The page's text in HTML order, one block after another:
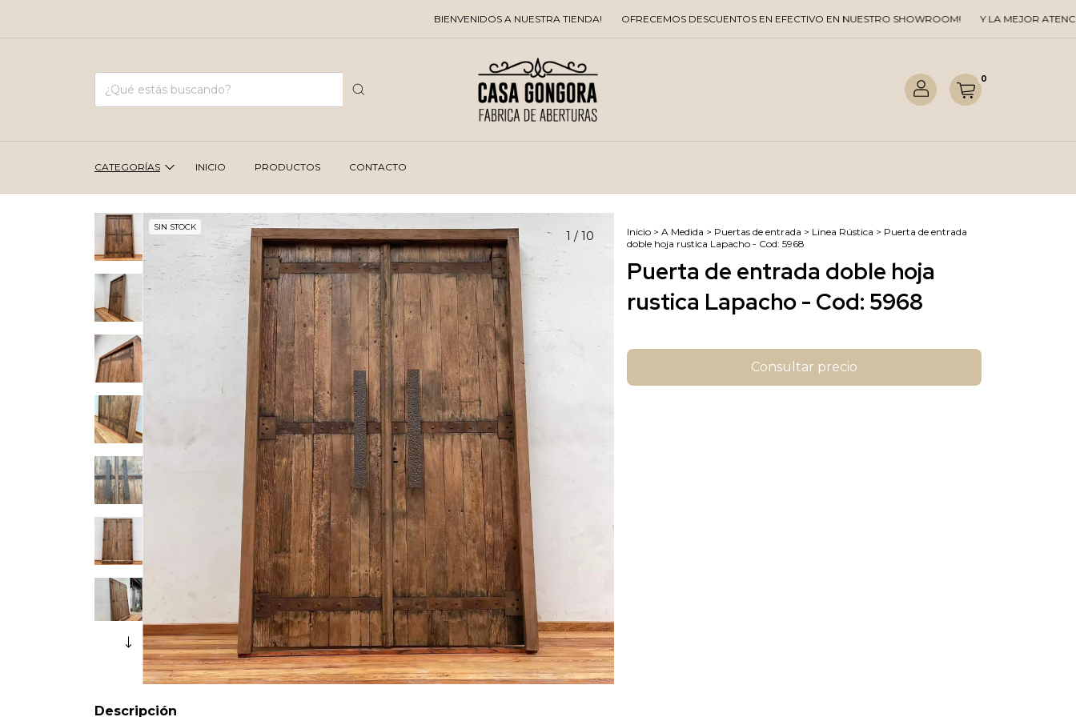
BIENVENIDOS A NUESTRA TIENDA! OFRECEMOS DESCUENTOS EN EFECTIVO EN NUESTRO SHOWROOM! Y LA MEJOR ATENCION TE
0
CATEGORÍAS INICIO PRODUCTOS CONTACTO
SIN STOCK
1 / 10 Inicio > A Medida > Puertas de entrada > Linea Rústica > Puerta de entrada
doble hoja rustica Lapacho - Cod: 5968
Puerta de entrada doble hoja
rustica Lapacho - Cod: 5968
Descripción